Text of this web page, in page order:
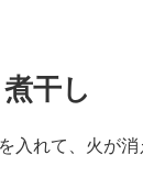
干し
入れて、火が